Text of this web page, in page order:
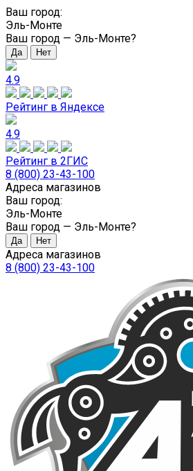
Ваш город:
Эль-Монте
Ваш город — Эль-Монте?
4.9
Рейтинг в Яндексе
4.9
Рейтинг в 2ГИС
8 (800) 23-43-100
Адреса магазинов
Ваш город:
Эль-Монте
Ваш город — Эль-Монте?
Адреса магазинов
8 (800) 23-43-100